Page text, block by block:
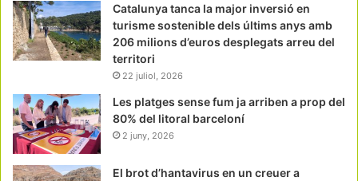
Catalunya tanca la major inversió en
turisme sostenible dels últims anys amb
206 milions d’euros desplegats arreu del
territori
22 juliol, 2026
Les platges sense fum ja arriben a prop del
80% del litoral barceloní
2 juny, 2026
El brot d’hantavirus en un creuer a